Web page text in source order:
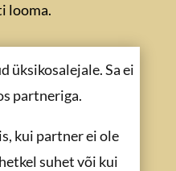
looma.
üksikosalejale. Sa ei
partneriga.
kui partner ei ole
suhet või kui